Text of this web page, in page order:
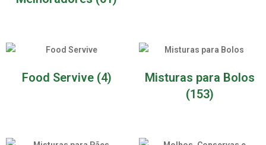
Food Servive (4)
Misturas para Bolos
(153)